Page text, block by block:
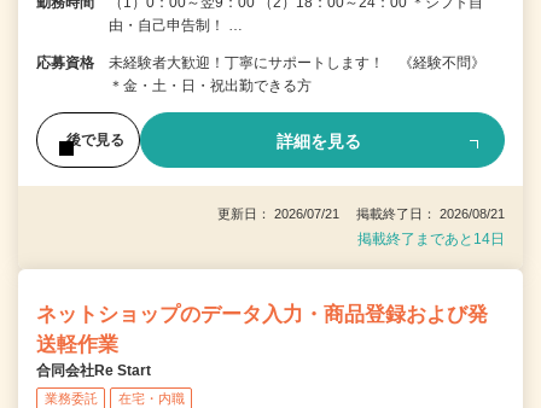
由・自己申告制！ …
応募資格
未経験者大歓迎！丁寧にサポートします！ 《経験不問》
＊金・土・日・祝出勤できる方
後で見る 詳細を見る
更新日： 2026/07/21 掲載終了日： 2026/08/21
掲載終了まであと14日
ネットショップのデータ入力・商品登録および発
送軽作業
合同会社Re Start
業務委託 在宅・内職